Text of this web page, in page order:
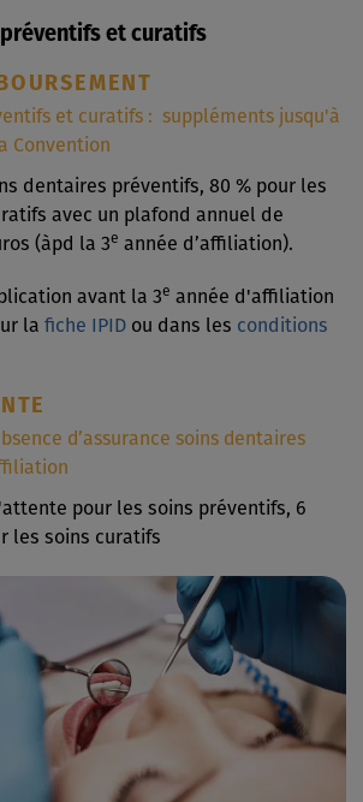
et curatifs
et curatifs : suppléments jusqu'à
Convention
dentaires préventifs, 80 % pour les
avec un plafond annuel de
(àpd la 3e année d’affiliation).
avant la 3e année d'affiliation
la fiche IPID ou dans les conditions
d’assurance soins dentaires
pour les soins préventifs, 6
les soins curatifs